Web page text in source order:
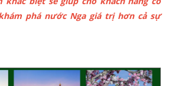
phá nước Nga giá trị hơn cả sự